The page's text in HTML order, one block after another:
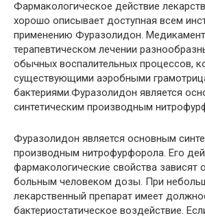
Фармакологическое действие
хорошо описывает доступная всем
применению Фуразолидон.
терапевтическом лечении
обычных воспалительных процессов,
существующими аэробными
бактериями.Фуразолидон является
синтетическим производным
Фуразолидон является основным
производным нитрофурфорола. Его
фармакологические свойства зависят
больным человеком дозы. При
лекарственный препарат имеет
бактериостатическое воздействие.